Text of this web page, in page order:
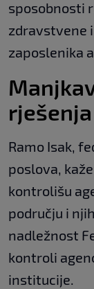
sposobnosti
zdravstvene
zaposlenika
rješenja
Ramo Isak,
poslova,
kontrolišu
području i
nadležnost
kontroli
institucije.